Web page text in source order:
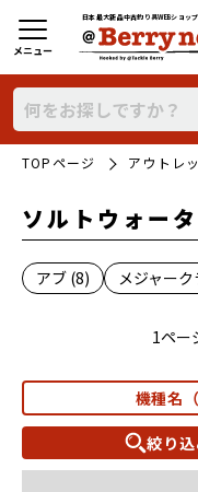
日本最大新品中古釣り具WEBショップ
メニュー
TOPページ アウトレ
ソルトウォー
アブ (8) メジャー
1ペー
機種名
絞り